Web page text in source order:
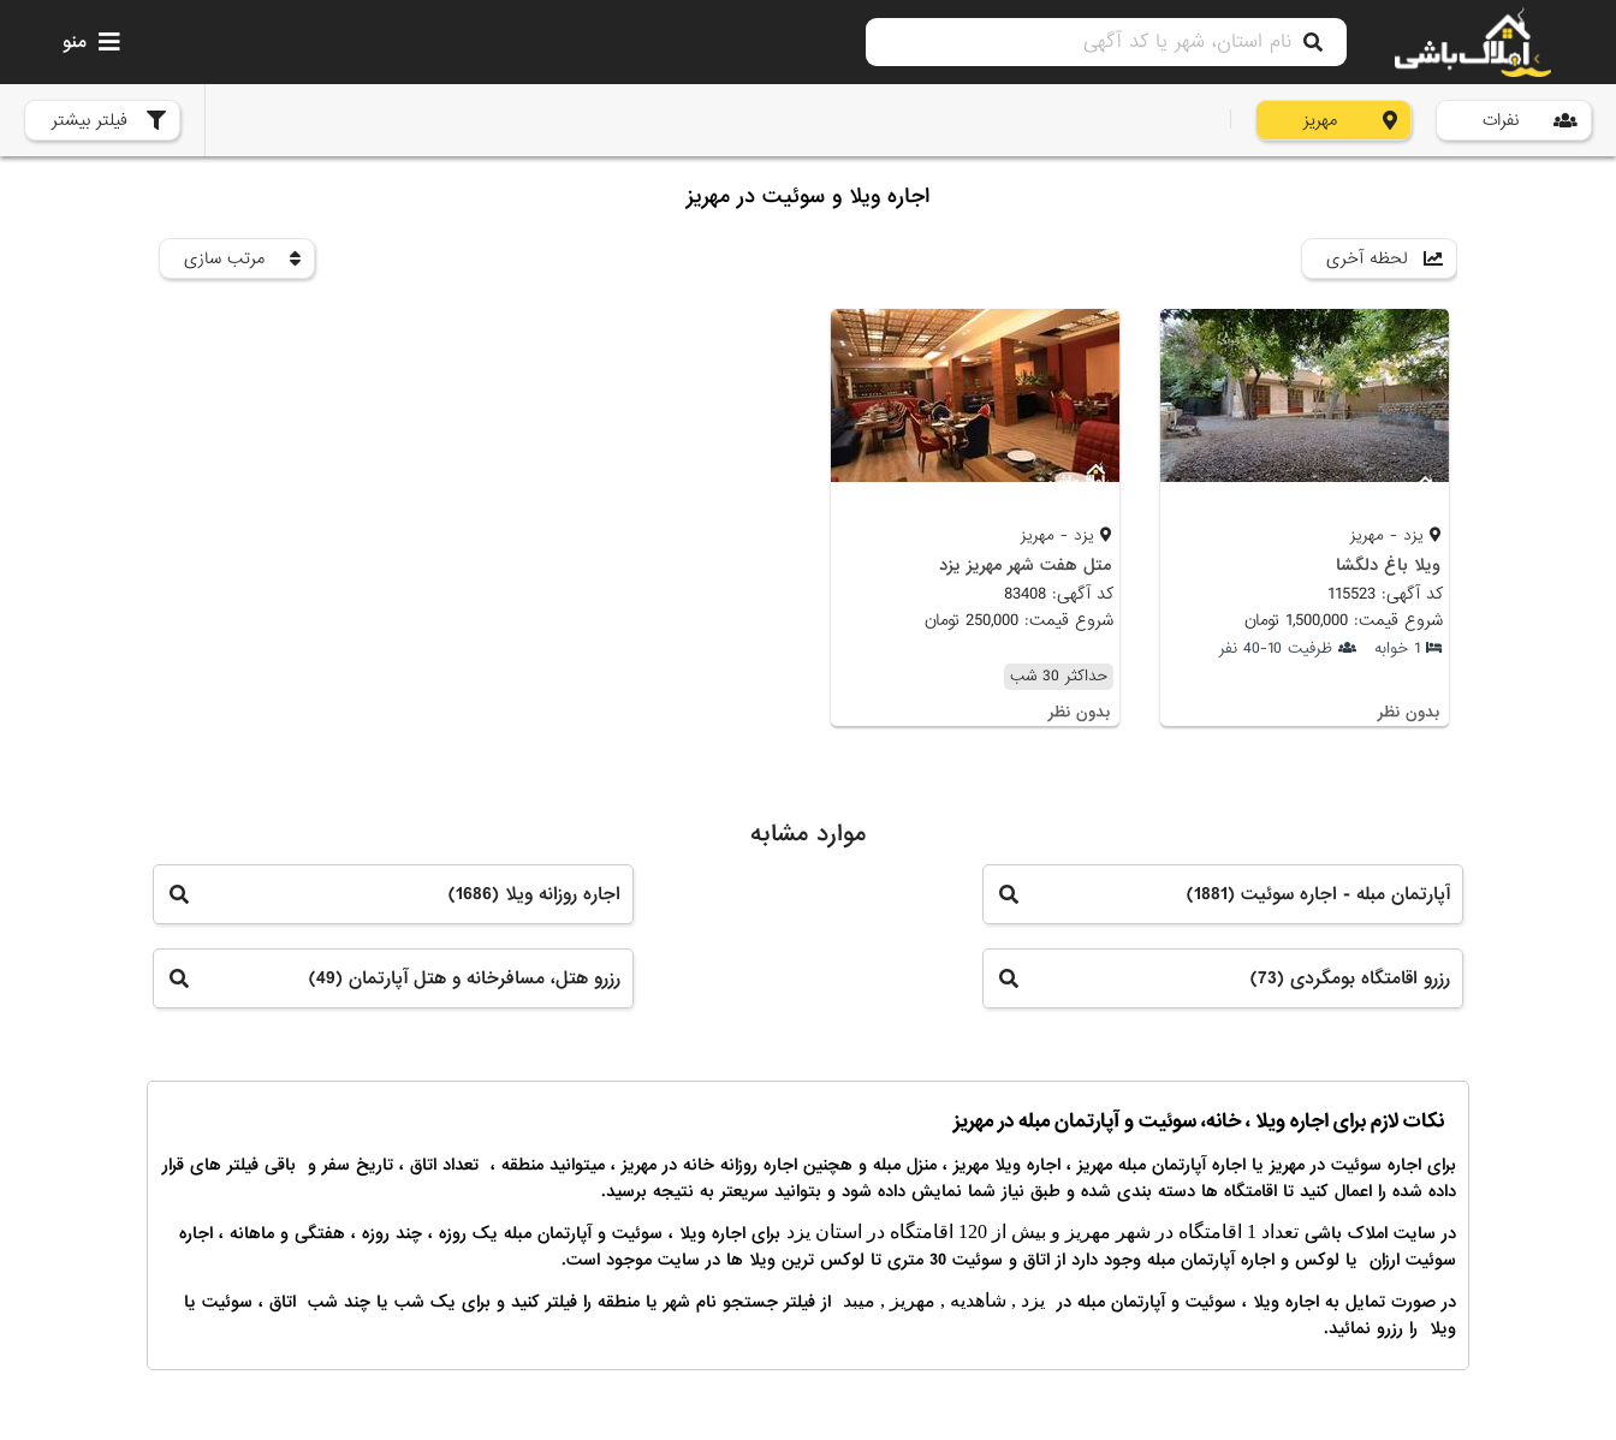
منو
نفرات مهریز فیلتر بیشتر
اجاره ویلا و سوئیت در مهریز
لحظه آخری مرتب سازی
یزد - مهریز
ویلا باغ دلگشا
کد آگهی: 115523
شروع قیمت: 1,500,000 تومان
1 خوابه ظرفیت 10-40 نفر
بدون نظر
یزد - مهریز
متل هفت شهر مهریز یزد
کد آگهی: 83408
شروع قیمت: 250,000 تومان
حداکثر 30 شب
بدون نظر
موارد مشابه
آپارتمان مبله - اجاره سوئیت (1881) اجاره روزانه ویلا (1686)
رزرو اقامتگاه بومگردی (73) رزرو هتل، مسافرخانه و هتل آپارتمان (49)
نکات لازم برای اجاره ویلا ، خانه، سوئیت و آپارتمان مبله در مهریز
برای اجاره سوئیت در مهریز یا اجاره آپارتمان مبله مهریز ، اجاره ویلا مهریز ، منزل مبله و هچنین اجاره روزانه خانه در مهریز ، میتوانید منطقه ، تعداد اتاق ، تاریخ سفر و باقی فیلتر های قرار
داده شده را اعمال کنید تا اقامتگاه ها دسته بندی شده و طبق نیاز شما نمایش داده شود و بتوانید سریعتر به نتیجه برسید.
در سایت املاک باشی تعداد 1 اقامتگاه در شهر مهریز و بیش از 120 اقامتگاه در استان یزد
برای اجاره ویلا ، سوئیت و آپارتمان مبله یک روزه ، چند روزه ، هفتگی و ماهانه ، اجاره
سوئیت ارزان یا لوکس و اجاره آپارتمان مبله وجود دارد از اتاق و سوئیت 30 متری تا لوکس ترین ویلا ها در سایت موجود است.
در صورت تمایل به اجاره ویلا ، سوئیت و آپارتمان مبله در
یزد , شاهدیه , مهریز , میبد
از فیلتر جستجو نام شهر یا منطقه را فیلتر کنید و برای یک شب یا چند شب اتاق ، سوئیت یا
ویلا را رزرو نمائید.